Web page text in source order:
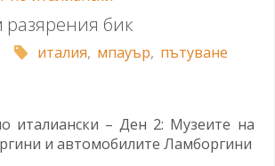
бик
италия, мпауър, пътуване
италиански – Ден 2: Музеите на
и автомобилите Ламборгини